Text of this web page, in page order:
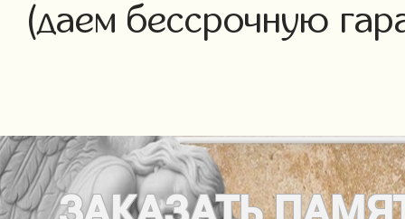
(даем бессрочную
ЗАКАЗАТЬ